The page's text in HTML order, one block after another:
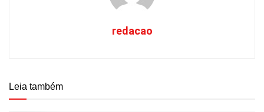
redacao
Leia também